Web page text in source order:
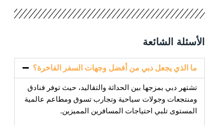
الأسئلة الشائعة
ما الذي يجعل دبي من أفضل وجهات السفر الفاخرة؟
تشتهر دبي بمزجها بين الحداثة والتقاليد، حيث توفر فنادق
ومنتجعات وجولات سياحية وتجارب تسوق ومطاعم عالمية
المستوى تلبي احتياجات المسافرين المميزين.